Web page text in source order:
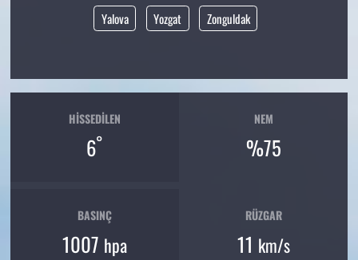
Yalova
Yozgat Zonguldak
HISSEDILEN
6°
NEM
%75
BASINÇ
1007 hpa
RÜZGAR
11 km/s